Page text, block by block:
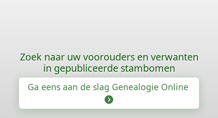
Zoek naar uw voorouders en verwanten
in gepubliceerde stambomen
Ga eens aan de slag Genealogie Online